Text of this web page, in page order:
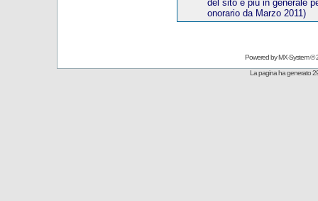
del sito e più in generale
onorario da Marzo 2011)
Powered byMX-System©
La pagina ha generato